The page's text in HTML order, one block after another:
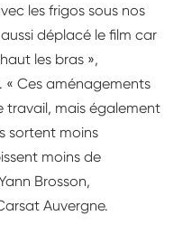
les frigos sous nos
déplacé le film car
les bras »,
« Ces aménagements
travail, mais également
sortent moins
moins de
Brosson,
Auvergne.